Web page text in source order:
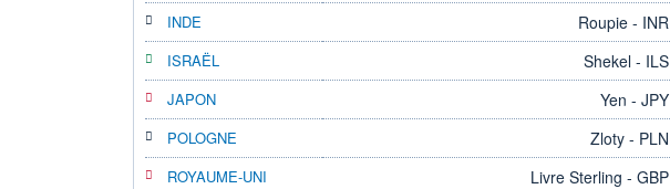
INDE Roupie - INR
ISRAËL Shekel - ILS
JAPON Yen - JPY
POLOGNE Zloty - PLN
ROYAUME-UNI Livre Sterling - GBP